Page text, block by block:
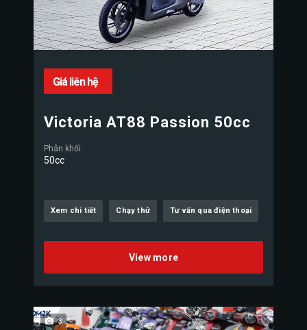
Giá liên hệ
Victoria AT88 Passion 50cc
Phân khối
50cc
Xem chi tiết Chạy thử Tư vấn qua điện thoại
View more
3